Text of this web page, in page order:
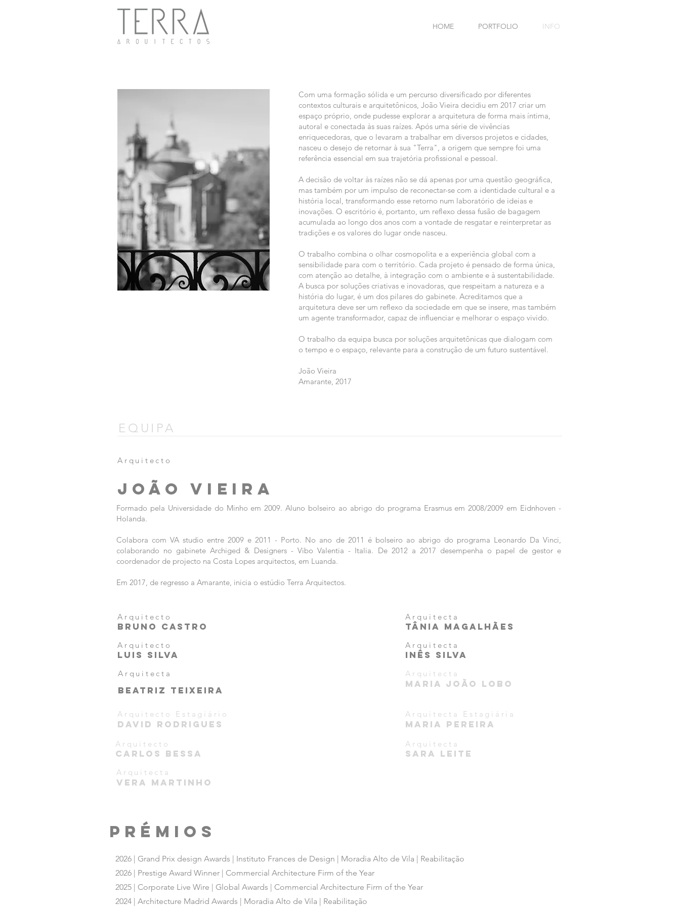
HOME PORTFOLIO INFO
Com uma formação sólida e um percurso diversificado por diferentes
contextos culturais e arquitetônicos, João Vieira decidiu em 2017 criar um
espaço próprio, onde pudesse explorar a arquitetura de forma mais íntima,
autoral e conectada às suas raízes. Após uma série de vivências
enriquecedoras, que o levaram a trabalhar em diversos projetos e cidades,
nasceu o desejo de retornar à sua "Terra", a origem que sempre foi uma
referência essencial em sua trajetória profissional e pessoal.
A decisão de voltar às raízes não se dá apenas por uma questão geográfica,
mas também por um impulso de reconectar-se com a identidade cultural e a
história local, transformando esse retorno num laboratório de ideias e
inovações. O escritório é, portanto, um reflexo dessa fusão de bagagem
acumulada ao longo dos anos com a vontade de resgatar e reinterpretar as
tradições e os valores do lugar onde nasceu.
O trabalho combina o olhar cosmopolita e a experiência global com a
sensibilidade para com o território. Cada projeto é pensado de forma única,
com atenção ao detalhe, à integração com o ambiente e à sustentabilidade.
A busca por soluções criativas e inovadoras, que respeitam a natureza e a
história do lugar, é um dos pilares do gabinete. Acreditamos que a
arquitetura deve ser um reflexo da sociedade em que se insere, mas também
um agente transformador, capaz de influenciar e melhorar o espaço vivido.
O trabalho da equipa busca por soluções arquitetônicas que dialogam com
o tempo e o espaço, relevante para a construção de um futuro sustentável.
João Vieira
Amarante, 2017
EQUIPA
Arquitecto
JOÃO VIEIRA
Formado pela Universidade do Minho em 2009. Aluno bolseiro ao abrigo do programa Erasmus em 2008/2009 em Eidnhoven -
Holanda.
Colabora com VA studio entre 2009 e 2011 - Porto. No ano de 2011 é bolseiro ao abrigo do programa Leonardo Da Vinci,
colaborando no gabinete Archiged & Designers - Vibo Valentia - Italia. De 2012 a 2017 desempenha o papel de gestor e
coordenador de projecto na Costa Lopes arquitectos, em Luanda.
Em 2017, de regresso a Amarante, inicia o estúdio Terra Arquitectos.
Arquitecto
BRUNO CASTRO
Arquitecto
LUIS SILVA
Arquitecta
beatriz Teixeira
Arquitecto Estagiário
David Rodrigues
Arquitecto
CARLOS BESSA
Arquitecta
TÂNIA MAGALHÃES
Arquitecta
inês silva
Arquitecta
MARIA JOÃO LOBO
Arquitecta Estagiária
Maria Pereira
Arquitecta
SARA LEITE
Arquitecta
VERA MARTINHO
PRÉMIOS
2026 | Grand Prix design Awards | Instituto Frances de Design | Moradia Alto de Vila | Reabilitação
2026 | Prestige Award Winner | Commercial Architecture Firm of the Year
2025 | Corporate Live Wire | Global Awards | Commercial Architecture Firm of the Year
2024 | Architecture Madrid Awards | Moradia Alto de Vila | Reabilitação